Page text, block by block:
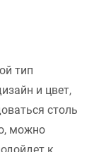
тип
и цвет,
столь
можно
к